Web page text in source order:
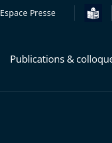
Espace Presse
Publications &